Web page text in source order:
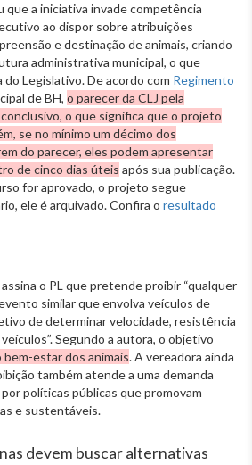
que a iniciativa invade competência
ao dispor sobre atribuições
e destinação de animais, criando
administrativa municipal, o que
Legislativo. De acordo com Regimento
de BH, o parecer da CLJ pela
o que significa que o projeto
se no mínimo um décimo dos
do parecer, eles podem apresentar
de cinco dias úteis após sua publicação.
for aprovado, o projeto segue
ele é arquivado. Confira o resultado
assina o PL que pretende proibir “qualquer
similar que envolva veículos de
de determinar velocidade, resistência
Segundo a autora, o objetivo
estar dos animais. A vereadora ainda
também atende a uma demanda
políticas públicas que promovam
e sustentáveis.
devem buscar alternativas